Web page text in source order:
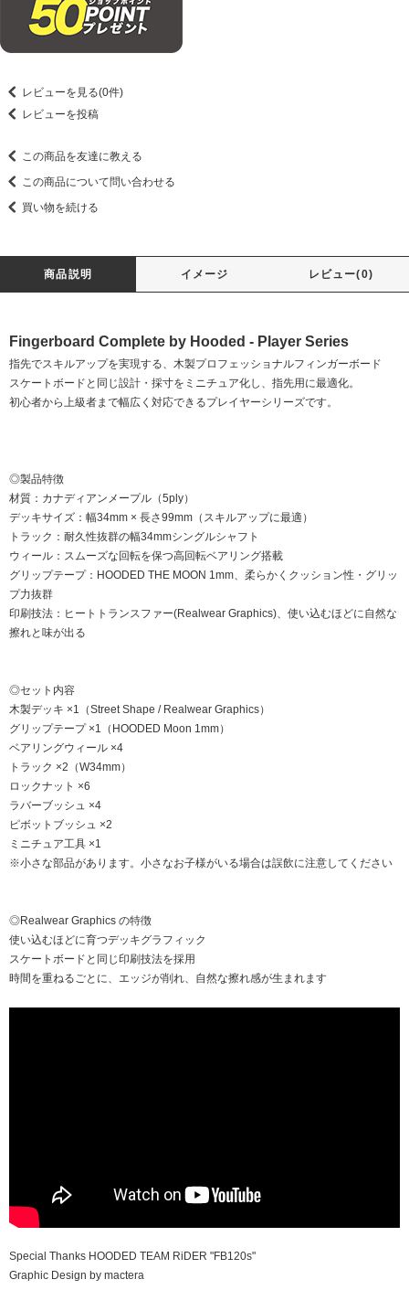
レビューを見る(0件)
レビューを投稿
この商品を友達に教える
この商品について問い合わせる
買い物を続ける
商品説明 イメージ レビュー(0)
Fingerboard Complete by Hooded - Player Series
指先でスキルアップを実現する、木製プロフェッショナルフィンガーボード
スケートボードと同じ設計・採寸をミニチュア化し、指先用に最適化。
初心者から上級者まで幅広く対応できるプレイヤーシリーズです。
◎製品特徴
材質：カナディアンメープル（5ply）
デッキサイズ：幅34mm × 長さ99mm（スキルアップに最適）
トラック：耐久性抜群の幅34mmシングルシャフト
ウィール：スムーズな回転を保つ高回転ベアリング搭載
グリップテープ：HOODED THE MOON 1mm、柔らかくクッション性・グリッ
プ力抜群
印刷技法：ヒートトランスファー(Realwear Graphics)、使い込むほどに自然な
擦れと味が出る
◎セット内容
木製デッキ ×1（Street Shape / Realwear Graphics）
グリップテープ ×1（HOODED Moon 1mm）
ベアリングウィール ×4
トラック ×2（W34mm）
ロックナット ×6
ラバーブッシュ ×4
ピボットブッシュ ×2
ミニチュア工具 ×1
※小さな部品があります。小さなお子様がいる場合は誤飲に注意してください
◎Realwear Graphics の特徴
使い込むほどに育つデッキグラフィック
スケートボードと同じ印刷技法を採用
時間を重ねるごとに、エッジが削れ、自然な擦れ感が生まれます
Special Thanks HOODED TEAM RiDER "FB120s"
Graphic Design by mactera